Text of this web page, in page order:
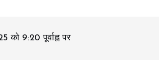
9:20 पूर्वाह्न पर